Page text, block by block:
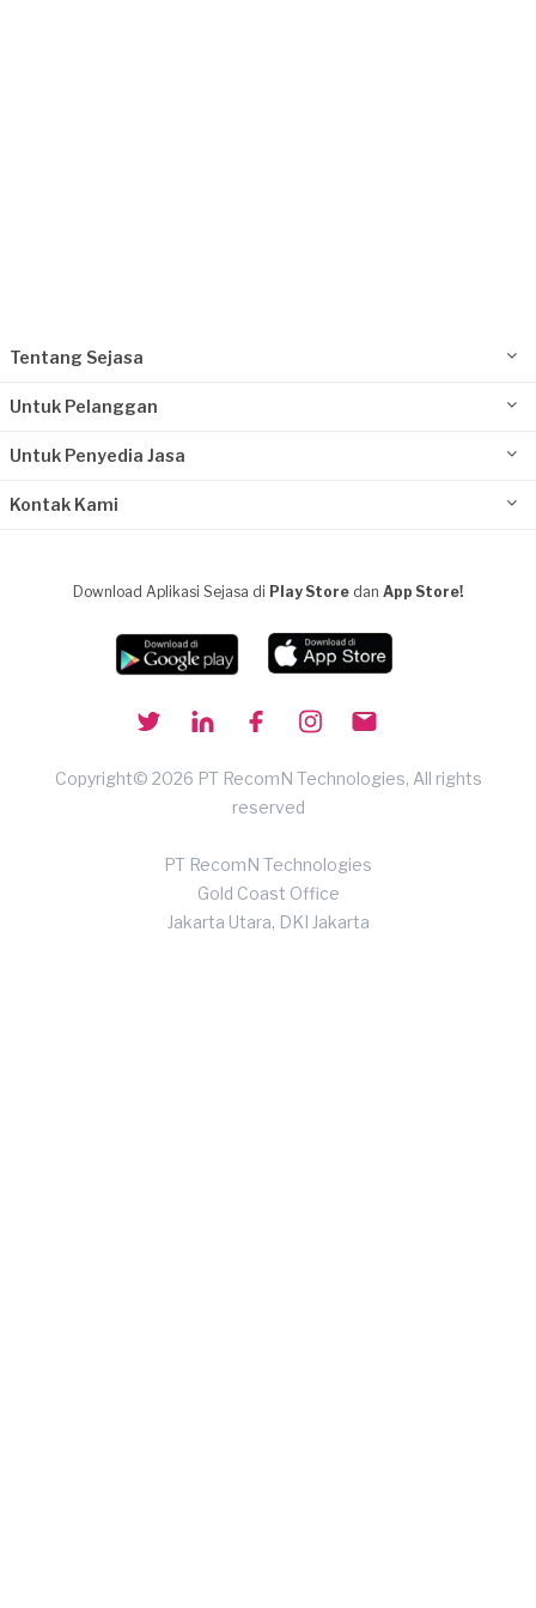
Tentang Sejasa
Untuk Pelanggan
Untuk Penyedia Jasa
Kontak Kami
Download Aplikasi Sejasa di Play Store dan App Store!
Copyright© 2026 PT RecomN Technologies, All rights
reserved
PT RecomN Technologies
Gold Coast Office
Jakarta Utara, DKI Jakarta